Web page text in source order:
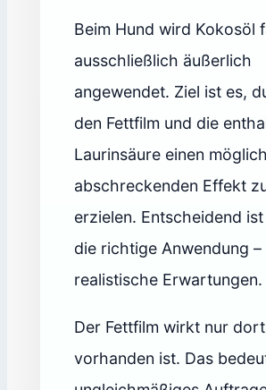
Beim Hund wird Kokosöl
ausschließlich äußerlich
angewendet. Ziel ist es,
den Fettfilm und die
Laurinsäure einen
abschreckenden Effekt
erzielen. Entscheidend
die richtige Anwendung –
realistische Erwartungen.
Der Fettfilm wirkt nur
vorhanden ist. Das